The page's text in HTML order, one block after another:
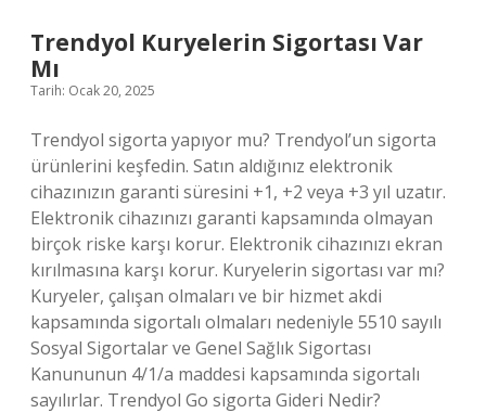
Trendyol Kuryelerin Sigortası Var
Mı
Tarih: Ocak 20, 2025
Trendyol sigorta yapıyor mu? Trendyol’un sigorta
ürünlerini keşfedin. Satın aldığınız elektronik
cihazınızın garanti süresini +1, +2 veya +3 yıl uzatır.
Elektronik cihazınızı garanti kapsamında olmayan
birçok riske karşı korur. Elektronik cihazınızı ekran
kırılmasına karşı korur. Kuryelerin sigortası var mı?
Kuryeler, çalışan olmaları ve bir hizmet akdi
kapsamında sigortalı olmaları nedeniyle 5510 sayılı
Sosyal Sigortalar ve Genel Sağlık Sigortası
Kanununun 4/1/a maddesi kapsamında sigortalı
sayılırlar. Trendyol Go sigorta Gideri Nedir?